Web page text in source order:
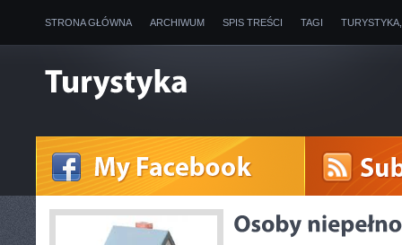
STRONA GŁÓWNA ARCHIWUM SPIS TREŚCI TAGI